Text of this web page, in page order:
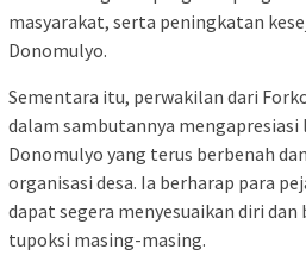
masyarakat, serta peningkatan
Donomulyo.
Sementara itu, perwakilan dari
dalam sambutannya
Donomulyo yang terus berbenah
organisasi desa. Ia berharap para
dapat segera menyesuaikan diri dan
tupoksi masing-masing.